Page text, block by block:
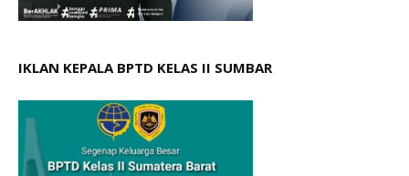
IKLAN KEPALA BPTD KELAS II SUMBAR